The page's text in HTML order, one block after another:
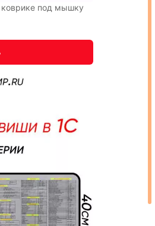
под мышку